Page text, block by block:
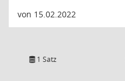
von 15.02.2022
1 Satz